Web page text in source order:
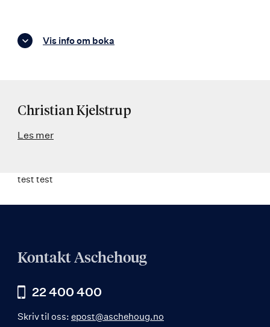
Vis info om boka
Christian Kjelstrup
Les mer
test test
Kontakt Aschehoug
22 400 400
Skriv til oss: epost@aschehoug.no